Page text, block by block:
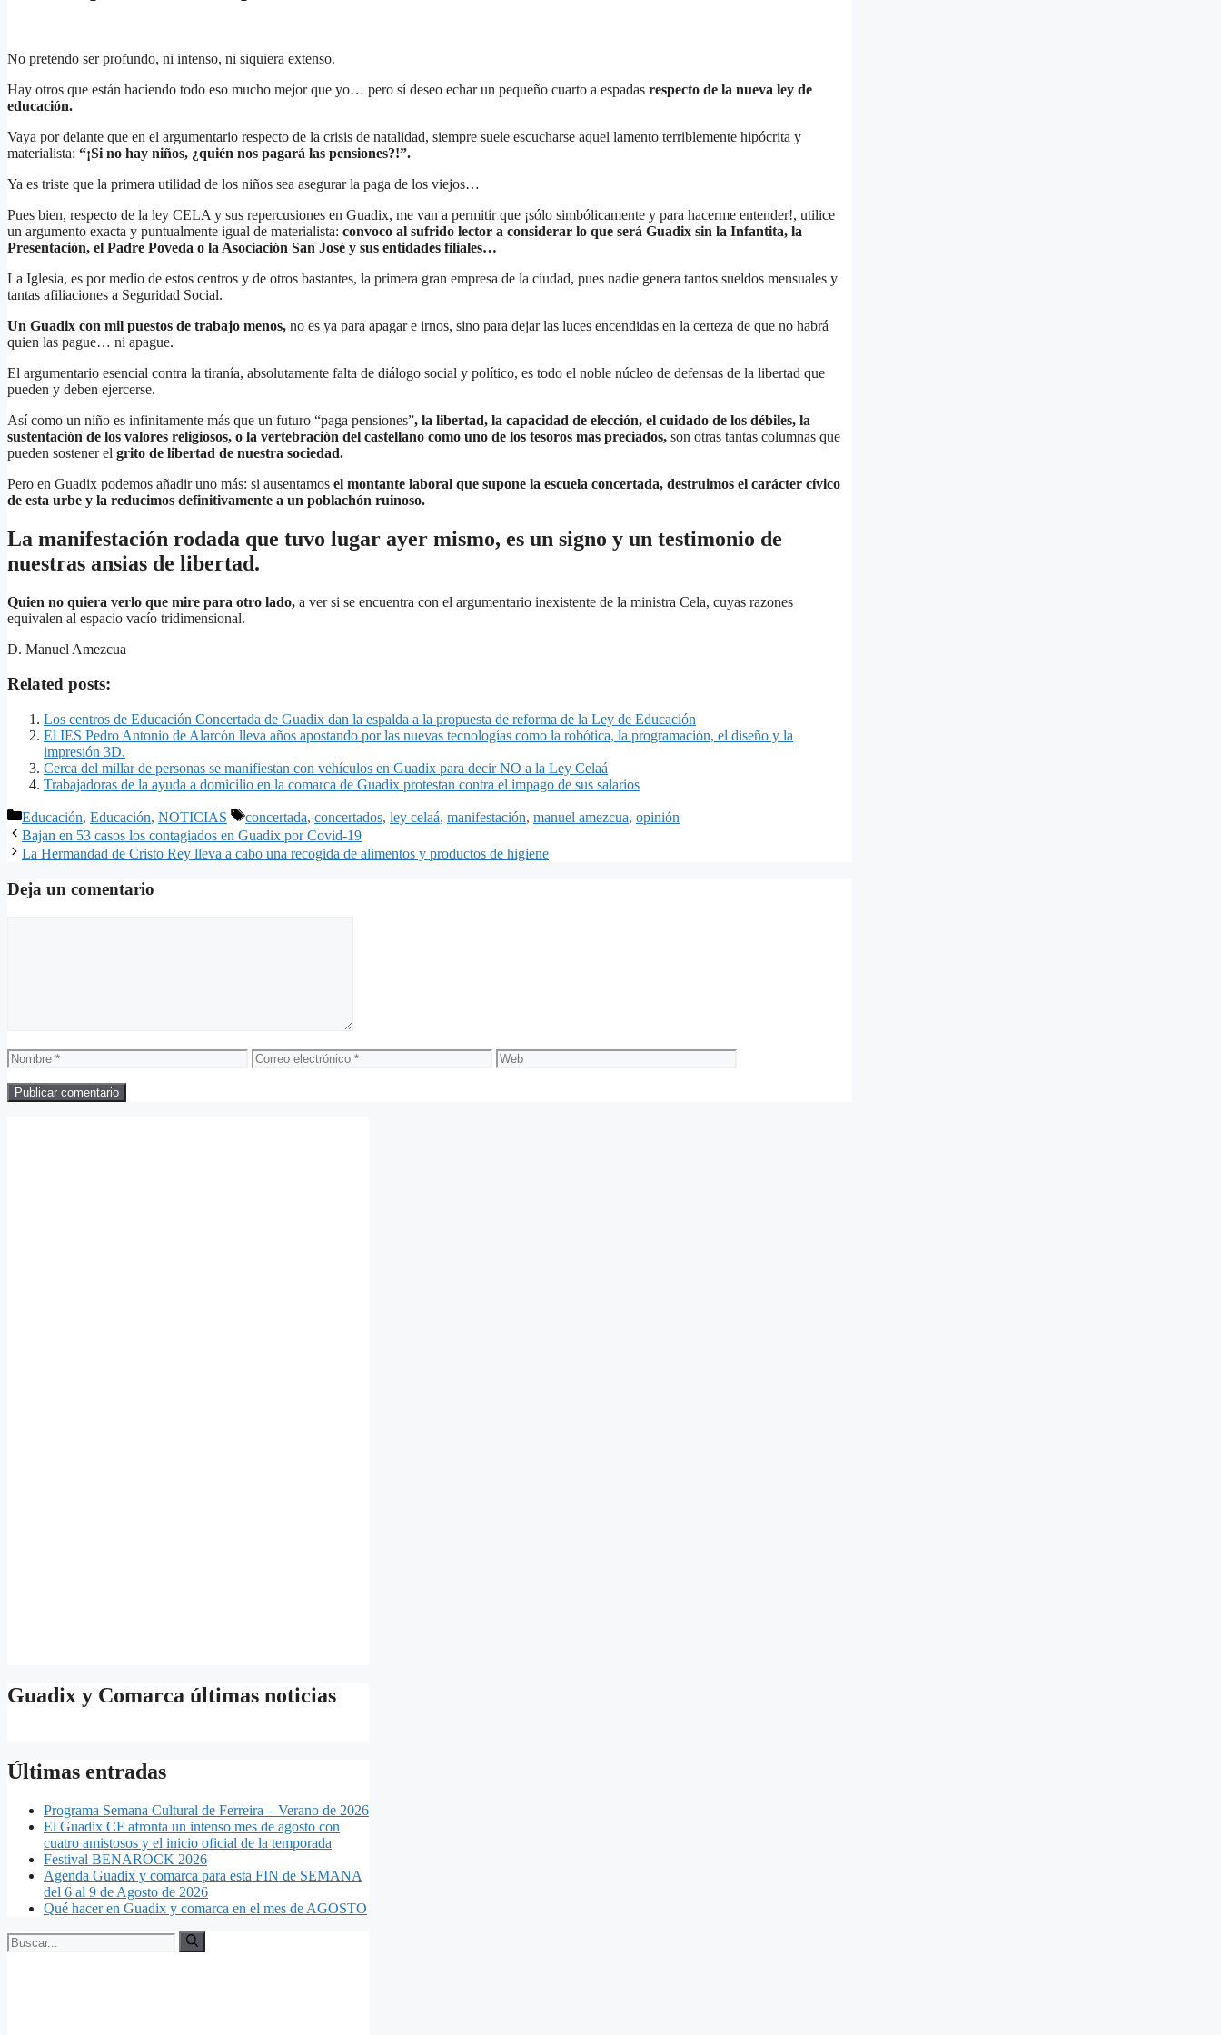
No pretendo ser profundo, ni intenso, ni siquiera extenso.
Hay otros que están haciendo todo eso mucho mejor que yo… pero sí deseo echar un pequeño cuarto a espadas respecto de la nueva ley de
educación.
Vaya por delante que en el argumentario respecto de la crisis de natalidad, siempre suele escucharse aquel lamento terriblemente hipócrita y
materialista: “¡Si no hay niños, ¿quién nos pagará las pensiones?!”.
Ya es triste que la primera utilidad de los niños sea asegurar la paga de los viejos…
Pues bien, respecto de la ley CELA y sus repercusiones en Guadix, me van a permitir que ¡sólo simbólicamente y para hacerme entender!, utilice
un argumento exacta y puntualmente igual de materialista: convoco al sufrido lector a considerar lo que será Guadix sin la Infantita, la
Presentación, el Padre Poveda o la Asociación San José y sus entidades filiales…
La Iglesia, es por medio de estos centros y de otros bastantes, la primera gran empresa de la ciudad, pues nadie genera tantos sueldos mensuales y
tantas afiliaciones a Seguridad Social.
Un Guadix con mil puestos de trabajo menos, no es ya para apagar e irnos, sino para dejar las luces encendidas en la certeza de que no habrá
quien las pague… ni apague.
El argumentario esencial contra la tiranía, absolutamente falta de diálogo social y político, es todo el noble núcleo de defensas de la libertad que
pueden y deben ejercerse.
Así como un niño es infinitamente más que un futuro “paga pensiones”, la libertad, la capacidad de elección, el cuidado de los débiles, la
sustentación de los valores religiosos, o la vertebración del castellano como uno de los tesoros más preciados, son otras tantas columnas que
pueden sostener el grito de libertad de nuestra sociedad.
Pero en Guadix podemos añadir uno más: si ausentamos el montante laboral que supone la escuela concertada, destruimos el carácter cívico
de esta urbe y la reducimos definitivamente a un poblachón ruinoso.
La manifestación rodada que tuvo lugar ayer mismo, es un signo y un testimonio de
nuestras ansias de libertad.
Quien no quiera verlo que mire para otro lado, a ver si se encuentra con el argumentario inexistente de la ministra Cela, cuyas razones
equivalen al espacio vacío tridimensional.
D. Manuel Amezcua
Related posts:
Los centros de Educación Concertada de Guadix dan la espalda a la propuesta de reforma de la Ley de Educación
El IES Pedro Antonio de Alarcón lleva años apostando por las nuevas tecnologías como la robótica, la programación, el diseño y la
impresión 3D.
Cerca del millar de personas se manifiestan con vehículos en Guadix para decir NO a la Ley Celaá
Trabajadoras de la ayuda a domicilio en la comarca de Guadix protestan contra el impago de sus salarios
Categorías
Educación, Educación, NOTICIAS Etiquetas
concertada, concertados, ley celaá, manifestación, manuel amezcua, opinión
Bajan en 53 casos los contagiados en Guadix por Covid-19
La Hermandad de Cristo Rey lleva a cabo una recogida de alimentos y productos de higiene
Deja un comentario
Nombre
Correo
electrónico
Web
Guadix y Comarca últimas noticias
Últimas entradas
Programa Semana Cultural de Ferreira – Verano de 2026
El Guadix CF afronta un intenso mes de agosto con
cuatro amistosos y el inicio oficial de la temporada
Festival BENAROCK 2026
Agenda Guadix y comarca para esta FIN de SEMANA
del 6 al 9 de Agosto de 2026
Qué hacer en Guadix y comarca en el mes de AGOSTO
Buscar: